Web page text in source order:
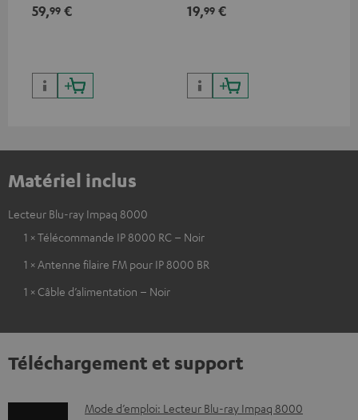
59,99 € 19,99 €
Matériel inclus
Lecteur Blu-ray Impaq 8000
1 × Télécommande IP 8000 RC – Noir
1 × Antenne filaire FM pour IP 8000 BR
1 × Câble d’alimentation – Noir
Téléchargement et support
D
Mode d’emploi: Lecteur Blu-ray Impaq 8000